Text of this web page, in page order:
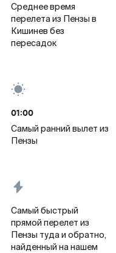
Среднее время
перелета из Пензы в
Кишинев без
пересадок
01:00
Самый ранний вылет из
Пензы
Самый быстрый
прямой перелет из
Пензы туда и обратно,
найденный на нашем